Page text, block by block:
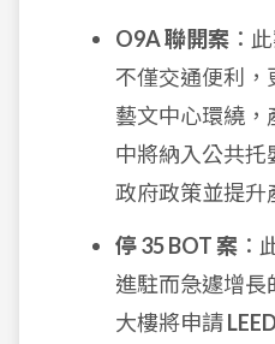
O9A 聯開案 ：
不僅交通便利，
藝文中心環繞，
中將納入公共托
政府政策並提升
停 35 BOT 案 ：
進駐而急遽增長
大樓將申請